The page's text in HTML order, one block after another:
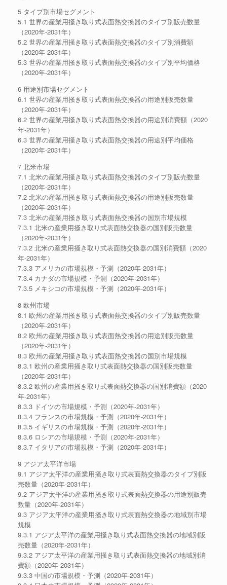
5 タイプ別市場セグメント
5.1 世界の産業用掻き取り式表面熱交換器のタイプ別販売数量
（2020年-2031年）
5.2 世界の産業用掻き取り式表面熱交換器のタイプ別消費額
（2020年-2031年）
5.3 世界の産業用掻き取り式表面熱交換器のタイプ別平均価格
（2020年-2031年）
6 用途別市場セグメント
6.1 世界の産業用掻き取り式表面熱交換器の用途別販売数量
（2020年-2031年）
6.2 世界の産業用掻き取り式表面熱交換器の用途別消費額（2020
年-2031年）
6.3 世界の産業用掻き取り式表面熱交換器の用途別平均価格
（2020年-2031年）
7 北米市場
7.1 北米の産業用掻き取り式表面熱交換器のタイプ別販売数量
（2020年-2031年）
7.2 北米の産業用掻き取り式表面熱交換器の用途別販売数量
（2020年-2031年）
7.3 北米の産業用掻き取り式表面熱交換器の国別市場規模
7.3.1 北米の産業用掻き取り式表面熱交換器の国別販売数量
（2020年-2031年）
7.3.2 北米の産業用掻き取り式表面熱交換器の国別消費額（2020
年-2031年）
7.3.3 アメリカの市場規模・予測（2020年-2031年）
7.3.4 カナダの市場規模・予測（2020年-2031年）
7.3.5 メキシコの市場規模・予測（2020年-2031年）
8 欧州市場
8.1 欧州の産業用掻き取り式表面熱交換器のタイプ別販売数量
（2020年-2031年）
8.2 欧州の産業用掻き取り式表面熱交換器の用途別販売数量
（2020年-2031年）
8.3 欧州の産業用掻き取り式表面熱交換器の国別市場規模
8.3.1 欧州の産業用掻き取り式表面熱交換器の国別販売数量
（2020年-2031年）
8.3.2 欧州の産業用掻き取り式表面熱交換器の国別消費額（2020
年-2031年）
8.3.3 ドイツの市場規模・予測（2020年-2031年）
8.3.4 フランスの市場規模・予測（2020年-2031年）
8.3.5 イギリスの市場規模・予測（2020年-2031年）
8.3.6 ロシアの市場規模・予測（2020年-2031年）
8.3.7 イタリアの市場規模・予測（2020年-2031年）
9 アジア太平洋市場
9.1 アジア太平洋の産業用掻き取り式表面熱交換器のタイプ別販
売数量（2020年-2031年）
9.2 アジア太平洋の産業用掻き取り式表面熱交換器の用途別販売
数量（2020年-2031年）
9.3 アジア太平洋の産業用掻き取り式表面熱交換器の地域別市場
規模
9.3.1 アジア太平洋の産業用掻き取り式表面熱交換器の地域別販
売数量（2020年-2031年）
9.3.2 アジア太平洋の産業用掻き取り式表面熱交換器の地域別消
費額（2020年-2031年）
9.3.3 中国の市場規模・予測（2020年-2031年）